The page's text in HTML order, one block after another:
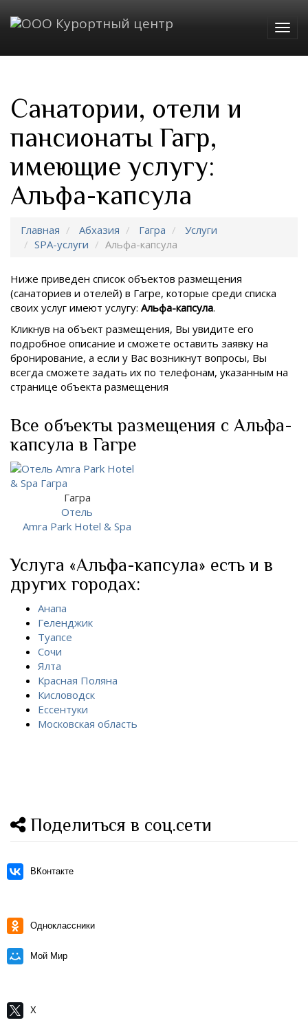
Санатории, отели и
пансионаты Гагр,
имеющие услугу:
Альфа-капсула
Главная Абхазия Гагра
Услуги
SPA-услуги
Альфа-капсула
Ниже приведен список объектов размещения
(санаториев и отелей) в Гагре, которые среди списка
своих услуг имеют услугу: Альфа-капсула.
Кликнув на объект размещения, Вы увидите его
подробное описание и сможете оставить заявку на
бронирование, а если у Вас возникнут вопросы, Вы
всегда сможете задать их по телефонам, указанным на
странице объекта размещения
Все объекты размещения с Альфа-
капсула в Гагре
Гагра
Отель
Amra Park Hotel & Spa
Услуга «Альфа-капсула» есть и в
других городах:
Анапа
Геленджик
Туапсе
Сочи
Ялта
Красная Поляна
Кисловодск
Ессентуки
Московская область
Поделиться в соц.сети
ВКонтакте
Одноклассники
Мой Мир
X